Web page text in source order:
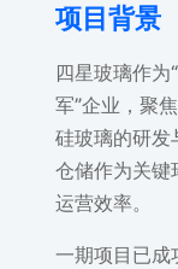
项目背景
四星玻璃作为
军”企业，聚
硅玻璃的研发
仓储作为关键
运营效率。
一期项目已成